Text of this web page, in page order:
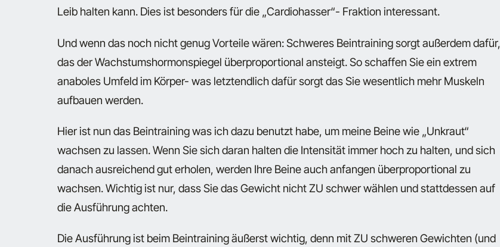
Leib halten kann. Dies ist besonders für die „Cardiohasser“- Fraktion interessant.
Und wenn das noch nicht genug Vorteile wären: Schweres Beintraining sorgt außerdem dafür,
das der Wachstumshormonspiegel überproportional ansteigt. So schaffen Sie ein extrem
anaboles Umfeld im Körper- was letztendlich dafür sorgt das Sie wesentlich mehr Muskeln
aufbauen werden.
Hier ist nun das Beintraining was ich dazu benutzt habe, um meine Beine wie „Unkraut“
wachsen zu lassen. Wenn Sie sich daran halten die Intensität immer hoch zu halten, und sich
danach ausreichend gut erholen, werden Ihre Beine auch anfangen überproportional zu
wachsen. Wichtig ist nur, dass Sie das Gewicht nicht ZU schwer wählen und stattdessen auf
die Ausführung achten.
Die Ausführung ist beim Beintraining äußerst wichtig, denn mit ZU schweren Gewichten (und